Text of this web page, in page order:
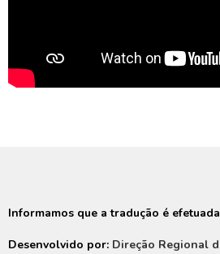
Informamos que a tradução é
Desenvolvido por: Direção Regional